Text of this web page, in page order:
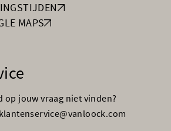
MAPS
op jouw vraag niet vinden?